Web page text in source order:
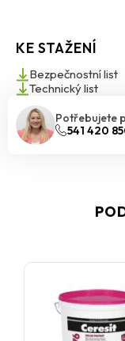
KE STAŽENÍ
Bezpečnostní list
Technický list
Potřebujete
541 420